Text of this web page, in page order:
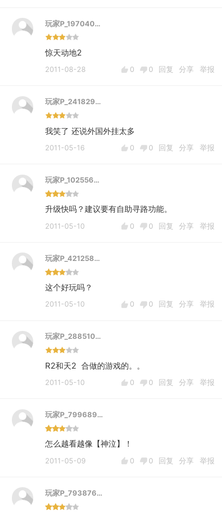
玩家P_197040…
惊天动地2
2011-08-28 0 0 回复 分享 举报
玩家P_241829…
我笑了 还说外国外挂太多
2011-05-16 0 0 回复 分享 举报
玩家P_102556…
升级快吗？建议要有自助寻路功能。
2011-05-10 0 0 回复 分享 举报
玩家P_421258…
这个好玩吗？
2011-05-10 0 0 回复 分享 举报
玩家P_288510…
R2和天2 合做的游戏的。。
2011-05-10 0 0 回复 分享 举报
玩家P_799689…
怎么越看越像【神泣】！
2011-05-09 0 0 回复 分享 举报
玩家P_793876…